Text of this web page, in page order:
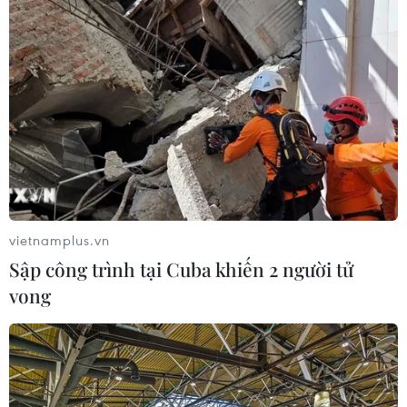
Theo dõi VietnamPlus
TIN LIÊN QUAN
vietnamplus.vn
Sập công trình tại Cuba khiến 2 người tử
vong